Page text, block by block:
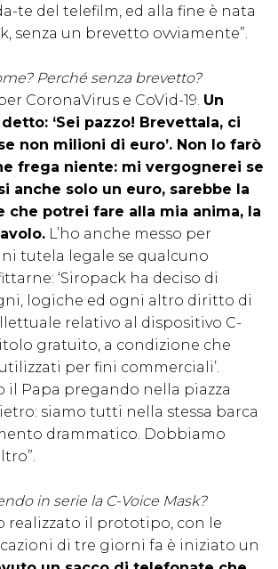
te del telefilm, ed alla fine è nata
senza un brevetto ovviamente”.
Perché senza brevetto?
CoronaVirus e CoVid-19. Un
‘Sei pazzo! Brevettala, ci
non milioni di euro’. Non lo farò
frega niente: mi vergognerei se
anche solo un euro, sarebbe la
che potrei fare alla mia anima, la
L’ho anche messo per
tutela legale se qualcuno
‘Siropack ha deciso di
logiche ed ogni altro diritto di
relativo al dispositivo C-
gratuito, a condizione che
per fini commerciali’.
il Papa pregando nella piazza
siamo tutti nella stessa barca
drammatico. Dobbiamo
in serie la C-Voice Mask?
realizzato il prototipo, con le
di tre giorni fa è iniziato un